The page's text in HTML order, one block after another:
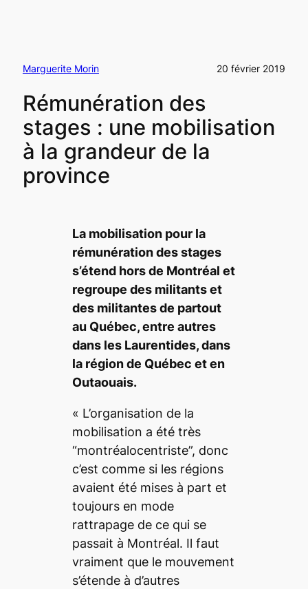
Marguerite Morin 20 février 2019
Rémunération des
stages : une mobilisation
à la grandeur de la
province
La mobilisation pour la
rémunération des stages
s’étend hors de Montréal et
regroupe des militants et
des militantes de partout
au Québec, entre autres
dans les Laurentides, dans
la région de Québec et en
Outaouais.
« L’organisation de la
mobilisation a été très
“montréalocentriste”, donc
c’est comme si les régions
avaient été mises à part et
toujours en mode
rattrapage de ce qui se
passait à Montréal. Il faut
vraiment que le mouvement
s’étende à d’autres